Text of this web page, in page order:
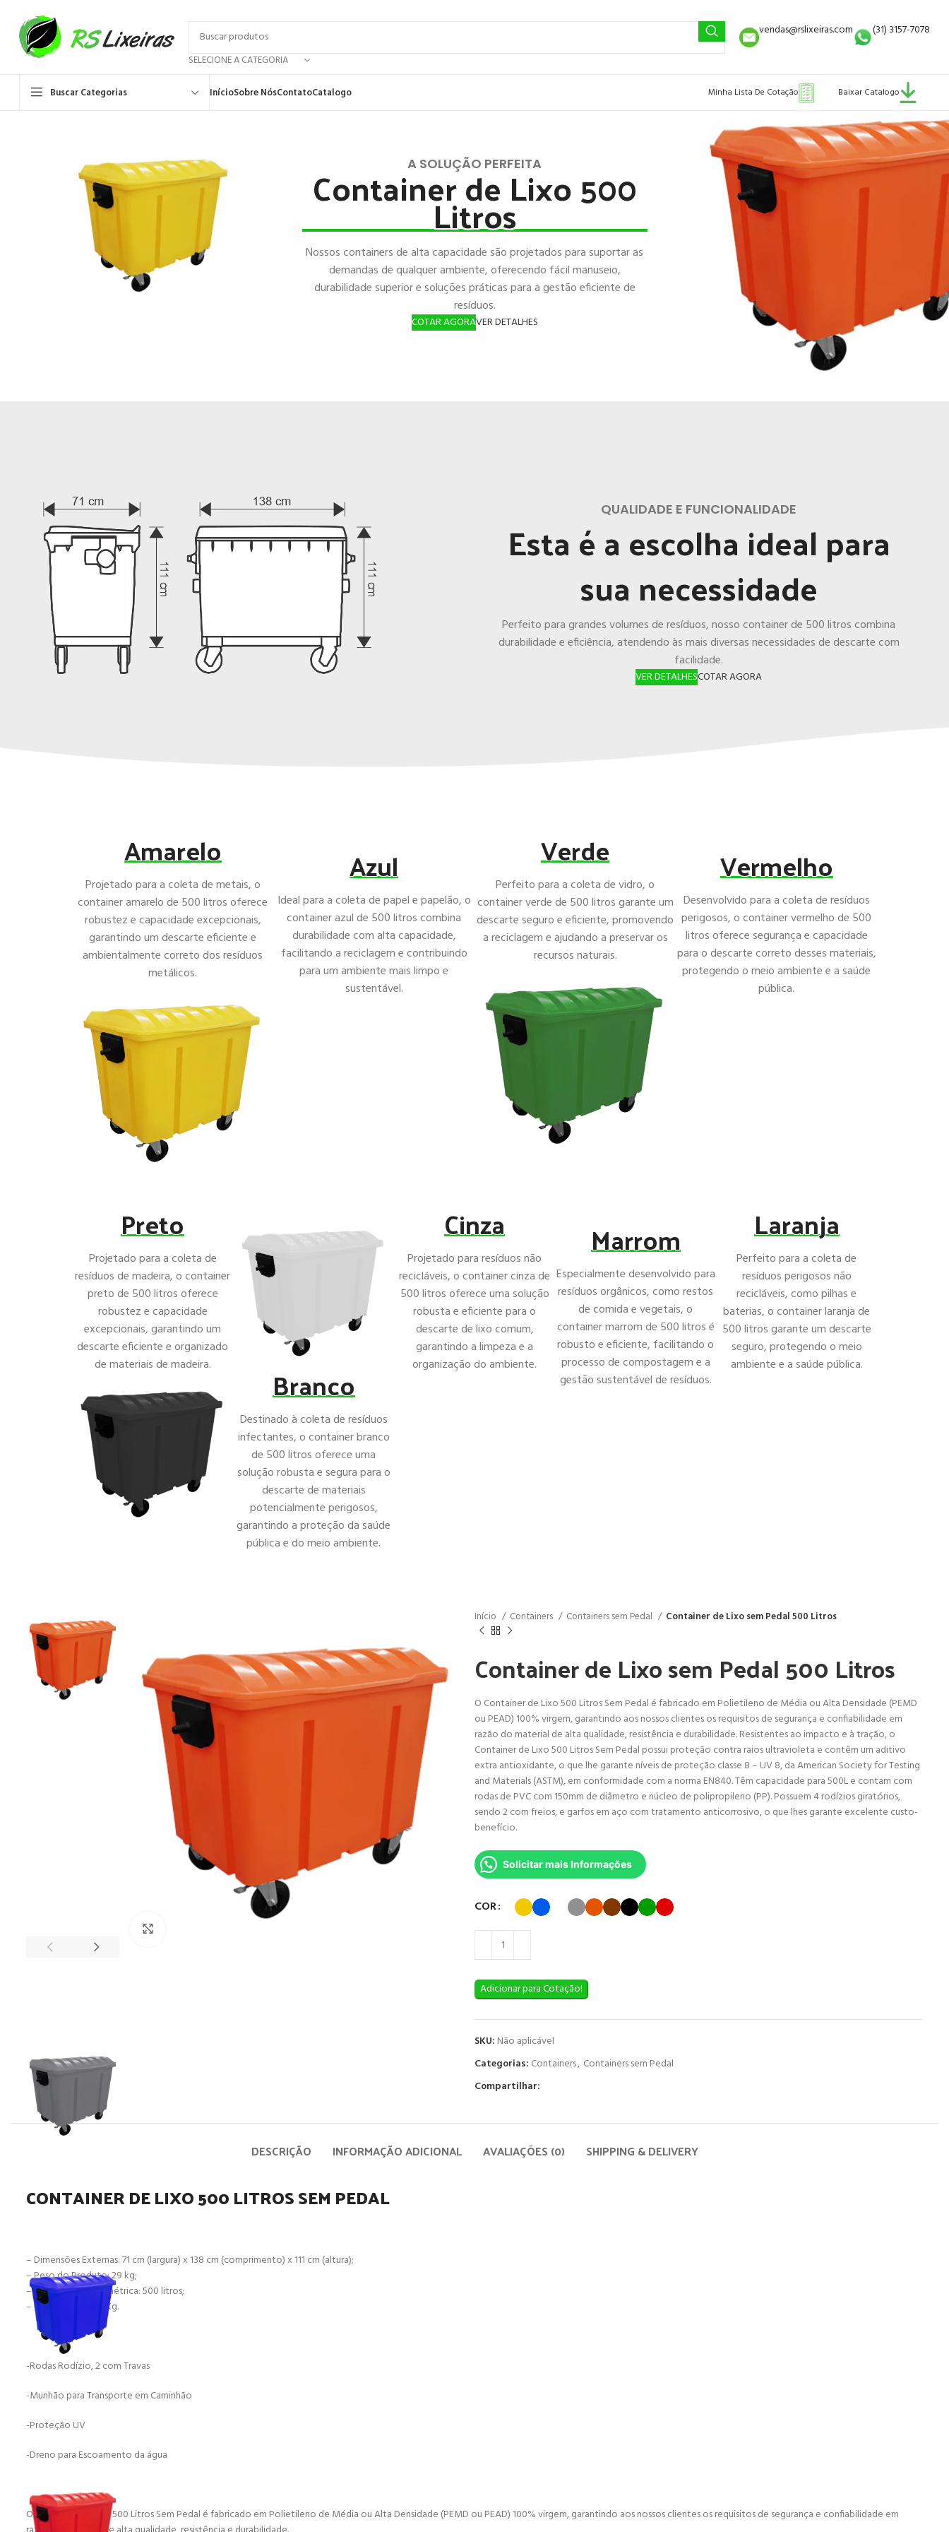
SELECIONE A CATEGORIA
vendas@rslixeiras.com (31) 3157-7078
Buscar Categorias InícioSobre NósContatoCatalogo Minha Lista De Cotação Baixar Catalogo
A SOLUÇÃO PERFEITA
Container de Lixo 500
Litros
Nossos containers de alta capacidade são projetados para suportar as
demandas de qualquer ambiente, oferecendo fácil manuseio,
durabilidade superior e soluções práticas para a gestão eficiente de
resíduos.
COTAR AGORAVER DETALHES
QUALIDADE E FUNCIONALIDADE
Esta é a escolha ideal para
sua necessidade
Perfeito para grandes volumes de resíduos, nosso container de 500 litros combina
durabilidade e eficiência, atendendo às mais diversas necessidades de descarte com
facilidade.
VER DETALHESCOTAR AGORA
Amarelo
Projetado para a coleta de metais, o
container amarelo de 500 litros oferece
robustez e capacidade excepcionais,
garantindo um descarte eficiente e
ambientalmente correto dos resíduos
metálicos.
Azul
Ideal para a coleta de papel e papelão, o
container azul de 500 litros combina
durabilidade com alta capacidade,
facilitando a reciclagem e contribuindo
para um ambiente mais limpo e
sustentável.
Verde
Perfeito para a coleta de vidro, o
container verde de 500 litros garante um
descarte seguro e eficiente, promovendo
a reciclagem e ajudando a preservar os
recursos naturais.
Vermelho
Desenvolvido para a coleta de resíduos
perigosos, o container vermelho de 500
litros oferece segurança e capacidade
para o descarte correto desses materiais,
protegendo o meio ambiente e a saúde
pública.
Preto
Projetado para a coleta de
resíduos de madeira, o container
preto de 500 litros oferece
robustez e capacidade
excepcionais, garantindo um
descarte eficiente e organizado
de materiais de madeira.
Branco
Destinado à coleta de resíduos
infectantes, o container branco
de 500 litros oferece uma
solução robusta e segura para o
descarte de materiais
potencialmente perigosos,
garantindo a proteção da saúde
pública e do meio ambiente.
Cinza
Projetado para resíduos não
recicláveis, o container cinza de
500 litros oferece uma solução
robusta e eficiente para o
descarte de lixo comum,
garantindo a limpeza e a
organização do ambiente.
Marrom
Especialmente desenvolvido para
resíduos orgânicos, como restos
de comida e vegetais, o
container marrom de 500 litros é
robusto e eficiente, facilitando o
processo de compostagem e a
gestão sustentável de resíduos.
Laranja
Perfeito para a coleta de
resíduos perigosos não
recicláveis, como pilhas e
baterias, o container laranja de
500 litros garante um descarte
seguro, protegendo o meio
ambiente e a saúde pública.
Início Containers Containers sem Pedal Container de Lixo sem Pedal 500 Litros
Container de Lixo sem Pedal 500 Litros
O Container de Lixo 500 Litros Sem Pedal é fabricado em Polietileno de Média ou Alta Densidade (PEMD
ou PEAD) 100% virgem, garantindo aos nossos clientes os requisitos de segurança e confiabilidade em
razão do material de alta qualidade, resistência e durabilidade. Resistentes ao impacto e à tração, o
Container de Lixo 500 Litros Sem Pedal possui proteção contra raios ultravioleta e contêm um aditivo
extra antioxidante, o que lhe garante níveis de proteção classe 8 – UV 8, da American Society for Testing
and Materials (ASTM), em conformidade com a norma EN840. Têm capacidade para 500L e contam com
rodas de PVC com 150mm de diâmetro e núcleo de polipropileno (PP). Possuem 4 rodízios giratórios,
sendo 2 com freios, e garfos em aço com tratamento anticorrosivo, o que lhes garante excelente custo-
benefício.
Solicitar mais Informações
COR
Adicionar para Cotação!
SKU: Não aplicável
Categorias: Containers, Containers sem Pedal
Compartilhar:
DESCRIÇÃO INFORMAÇÃO ADICIONAL AVALIAÇÕES (0) SHIPPING & DELIVERY
CONTAINER DE LIXO 500 LITROS SEM PEDAL
– Dimensões Externas: 71 cm (largura) x 138 cm (comprimento) x 111 cm (altura);
– Peso do Produto: 29 kg;
– Capacidade Volumétrica: 500 litros;
– Capacidade: 250 Kg.
-Rodas Rodízio, 2 com Travas
-Munhão para Transporte em Caminhão
-Proteção UV
-Dreno para Escoamento da água
O Container de Lixo 500 Litros Sem Pedal é fabricado em Polietileno de Média ou Alta Densidade (PEMD ou PEAD) 100% virgem, garantindo aos nossos clientes os requisitos de segurança e confiabilidade em